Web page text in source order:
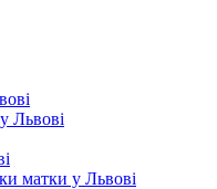
Львові
матки у Львові